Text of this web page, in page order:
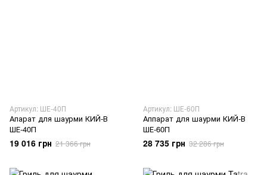
Артикул: ШЕ-40П
Апарат для шаурми КИЙ-В
ШЕ-40П
19 016 грн 21 366 грн
Артикул: ШЕ-60П
Аппарат для шаурми КИЙ-В
ШЕ-60П
28 735 грн 32 286 грн